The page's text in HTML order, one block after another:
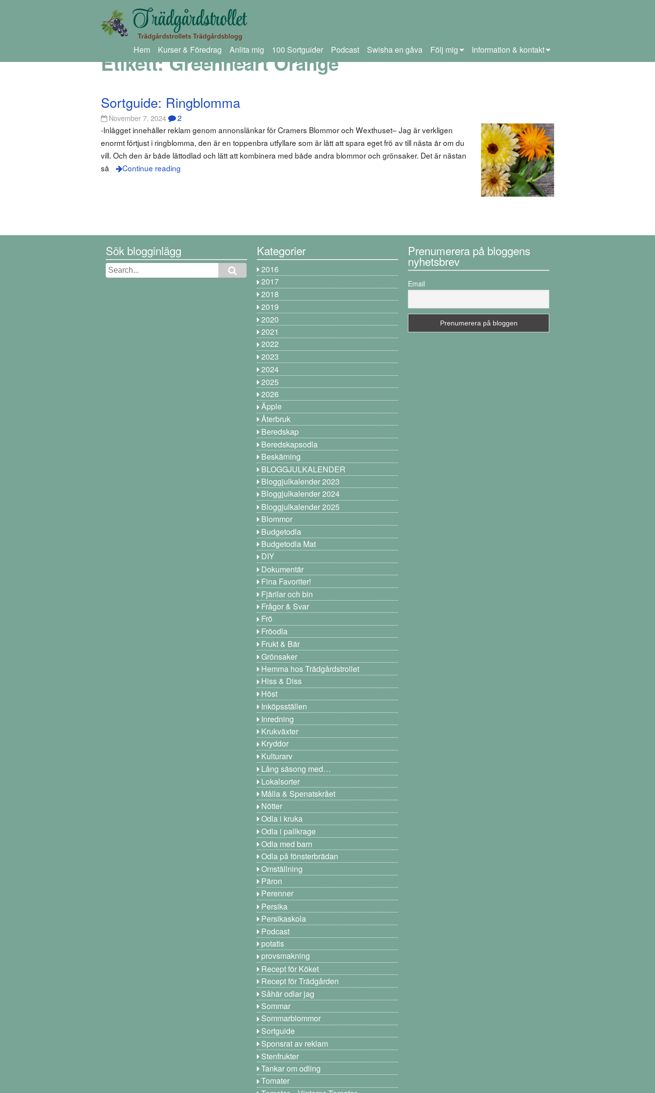
Hem Kurser & Föredrag Anlita mig 100 Sortguider Podcast Swisha en gåva Följ mig Information & kontakt
Etikett:Greenheart Orange
Sortguide: Ringblomma
November 7, 2024 2
-Inlägget innehåller reklam genom annonslänkar för Cramers Blommor och Wexthuset– Jag är verkligen
enormt förtjust i ringblomma, den är en toppenbra utfyllare som är lätt att spara eget frö av till nästa år om du
vill. Och den är både lättodlad och lätt att kombinera med både andra blommor och grönsaker. Det är nästan
så
Continue reading
Sök blogginlägg Kategorier
2016
2017
2018
2019
2020
2021
2022
2023
2024
2025
2026
Äpple
Återbruk
Beredskap
Beredskapsodla
Beskärning
BLOGGJULKALENDER
Bloggjulkalender 2023
Bloggjulkalender 2024
Bloggjulkalender 2025
Blommor
Budgetodla
Budgetodla Mat
DIY
Dokumentär
Fina Favoriter!
Fjärilar och bin
Frågor & Svar
Frö
Fröodla
Frukt & Bär
Grönsaker
Hemma hos Trädgårdstrollet
Hiss & Diss
Höst
Inköpsställen
Inredning
Krukväxter
Kryddor
Kulturarv
Lång säsong med…
Lokalsorter
Målla & Spenatskrået
Nötter
Odla i kruka
Odla i pallkrage
Odla med barn
Odla på fönsterbrädan
Omställning
Päron
Perenner
Persika
Persikaskola
Podcast
potatis
provsmakning
Recept för Köket
Recept för Trädgården
Såhär odlar jag
Sommar
Sommarblommor
Sortguide
Sponsrat av reklam
Stenfrukter
Tankar om odling
Tomater
Prenumerera på bloggens
nyhetsbrev
Email